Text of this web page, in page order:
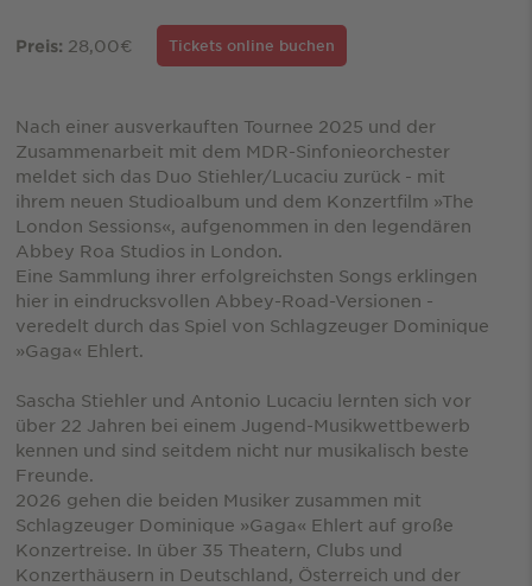
Preis: 28,00€ Tickets online buchen
Nach einer ausverkauften Tournee 2025 und der
Zusammenarbeit mit dem MDR-Sinfonieorchester
meldet sich das Duo Stiehler/Lucaciu zurück - mit
ihrem neuen Studioalbum und dem Konzertfilm »The
London Sessions«, aufgenommen in den legendären
Abbey Roa Studios in London.
Eine Sammlung ihrer erfolgreichsten Songs erklingen
hier in eindrucksvollen Abbey-Road-Versionen -
veredelt durch das Spiel von Schlagzeuger Dominique
»Gaga« Ehlert.
Sascha Stiehler und Antonio Lucaciu lernten sich vor
über 22 Jahren bei einem Jugend-Musikwettbewerb
kennen und sind seitdem nicht nur musikalisch beste
Freunde.
2026 gehen die beiden Musiker zusammen mit
Schlagzeuger Dominique »Gaga« Ehlert auf große
Konzertreise. In über 35 Theatern, Clubs und
Konzerthäusern in Deutschland, Österreich und der